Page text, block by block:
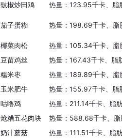
豉椒炒田鸡
热量：123.95千卡、
茄子蛋糊 热量：198.69千卡、
椰菜肉松
热量：105.34千卡、
豆苗鸡丝
热量：167.43千卡、脂
糯米枣
热量：189.89千卡、
玉米肥牛
热量：155.97千卡、脂
咕噜鸡
热量：211.14千卡、脂
炝糟五花肉块
热量：588.68千卡、
奶汁蘑菇
热量：111.51千卡、脂